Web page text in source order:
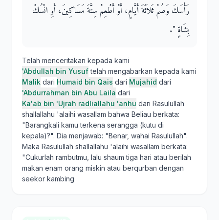
رَأْسَكَ وَصُمْ ثَلاَثَةَ أَيَّامٍ، أَوْ أَطْعِمْ سِتَّةَ مَسَاكِينَ، أَوِ انْسُكْ
بِشَاةٍ ‏"‏‏.‏
Telah menceritakan kepada kami
'Abdullah bin Yusuftelah mengabarkan kepada kami
Malik dari Humaid bin Qais dari Mujahid dari
'Abdurrahman bin Abu Laila dari
Ka'ab bin 'Ujrah radliallahu 'anhu dari Rasulullah
shallallahu 'alaihi wasallam bahwa Beliau berkata:
"Barangkali kamu terkena serangga (kutu di
kepala)?". Dia menjawab: "Benar, wahai Rasulullah".
Maka Rasulullah shallallahu 'alaihi wasallam berkata:
"Cukurlah rambutmu, lalu shaum tiga hari atau berilah
makan enam orang miskin atau berqurban dengan
seekor kambing